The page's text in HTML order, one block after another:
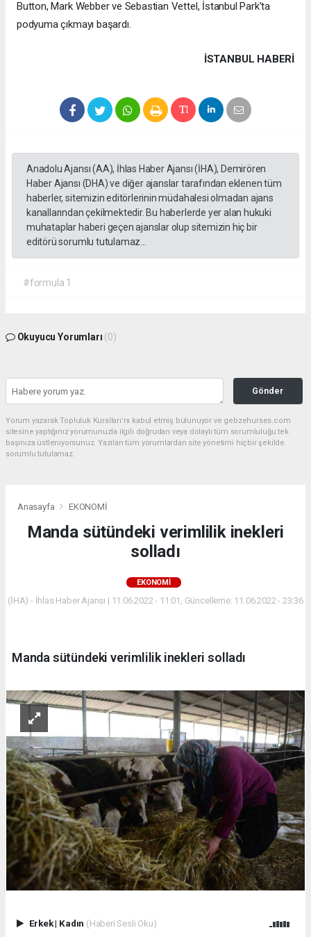
Button, Mark Webber ve Sebastian Vettel, İstanbul Park'ta
podyuma çıkmayı başardı.
İSTANBUL HABERİ
Anadolu Ajansı (AA), İhlas Haber Ajansı (İHA), Demirören
Haber Ajansı (DHA) ve diğer ajanslar tarafından eklenen tüm
haberler, sitemizin editörlerinin müdahalesi olmadan ajans
kanallarından çekilmektedir. Bu haberlerde yer alan hukuki
muhataplar haberi geçen ajanslar olup sitemizin hiç bir
editörü sorumlu tutulamaz...
#formula 1
Okuyucu Yorumları (0)
Gönder
Yorum yazarak Topluluk Kuralları’nı kabul etmiş bulunuyor ve gebzehurses.com
sitesine yaptığınız yorumunuzla ilgili doğrudan veya dolaylı tüm sorumluluğu tek
başınıza üstleniyorsunuz. Yazılan tüm yorumlardan site yönetimi hiçbir şekilde
sorumlu tutulamaz.
Anasayfa EKONOMİ
Manda sütündeki verimlilik inekleri
solladı
EKONOMİ
(İHA) - İhlas Haber Ajansı | 11.06.2022 - 11:01, Güncelleme: 11.06.2022 - 23:36
Manda sütündeki verimlilik inekleri solladı
Erkek| Kadın (Haberi Sesli Oku)